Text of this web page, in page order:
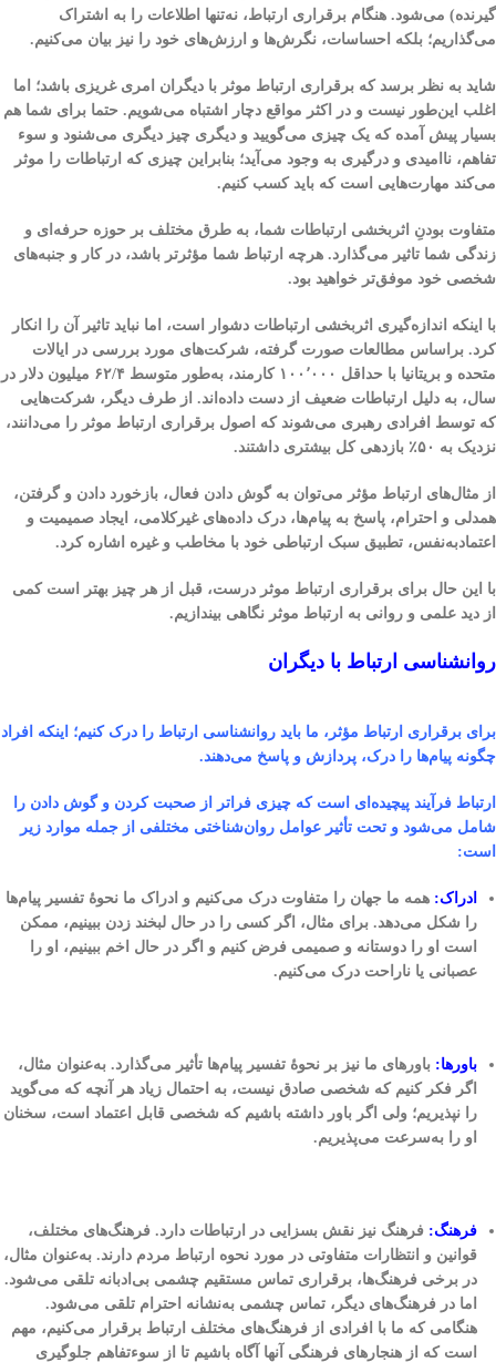
گیرنده) می‌شود. هنگام برقراری ارتباط، نه‌تنها اطلاعات را به اشتراک
می‌گذاریم؛ بلکه احساسات، نگرش‌ها و ارزش‌های خود را نیز بیان می‌کنیم.
شاید به نظر برسد که برقراری ارتباط موثر با دیگران امری غریزی باشد؛ اما
اغلب این‌طور نیست و در اکثر مواقع دچار اشتباه می‌شویم. حتما برای شما هم
بسیار پیش آمده که یک چیزی می‌گویید و دیگری چیز دیگری می‌شنود و سوء
تفاهم، ناامیدی و درگیری به وجود می‌آید؛ بنابراین چیزی که ارتباطات را موثر
می‌کند مهارت‌هایی است که باید کسب کنیم.
متفاوت بودنِ اثربخشی ارتباطات شما، به طرق مختلف بر حوزه حرفه‌ای و
زندگی شما تاثیر می‌گذارد. هرچه ارتباط شما مؤثرتر باشد، در کار و جنبه‌های
شخصی خود موفق‌تر خواهید بود.
با اینکه اندازه‌گیری اثربخشی ارتباطات دشوار است، اما نباید تاثیر آن را انکار
کرد. براساس مطالعات صورت گرفته، شرکت‌های مورد بررسی در ایالات
متحده و بریتانیا با حداقل ۱۰۰٬۰۰۰ کارمند، به‌طور متوسط ۶۲/۴ میلیون دلار در
سال، به دلیل ارتباطات ضعیف از دست داده‌اند. از طرف دیگر، شرکت‌هایی
که توسط افرادی رهبری می‌شوند که اصول برقراری ارتباط موثر را می‌دانند،
نزدیک به ۵۰٪ بازدهی کل بیشتری داشتند.
از مثال‌های ارتباط مؤثر می‌توان به گوش دادن فعال، بازخورد دادن و گرفتن،
همدلی و احترام، پاسخ به پیام‌ها، درک داده‌های غیرکلامی، ایجاد صمیمیت و
اعتمادبه‌نفس، تطبیق سبک ارتباطی خود با مخاطب و غیره اشاره کرد.
با این حال برای برقراری ارتباط موثر درست، قبل از هر چیز بهتر است کمی
از دید علمی و روانی به ارتباط موثر نگاهی بیندازیم.
روانشناسی ارتباط با دیگران
برای برقراری ارتباط مؤثر، ما باید روانشناسی ارتباط را درک کنیم؛ اینکه افراد
چگونه پیام‌ها را درک، پردازش و پاسخ می‌دهند.
ارتباط فرآیند پیچیده‌ای است که چیزی فراتر از صحبت کردن و گوش دادن را
شامل می‌شود و تحت تأثیر عوامل روان‌شناختی مختلفی از جمله موارد زیر
است:
ادراک: همه ما جهان را متفاوت درک می‌کنیم و ادراک ما نحوهٔ تفسیر پیام‌ها
را شکل می‌دهد. برای مثال، اگر کسی را در حال لبخند زدن ببینیم، ممکن
است او را دوستانه و صمیمی فرض کنیم و اگر در حال اخم ببینیم، او را
عصبانی یا ناراحت درک می‌کنیم.
باورها: باورهای ما نیز بر نحوهٔ تفسیر پیام‌ها تأثیر می‌گذارد. به‌عنوان مثال،
اگر فکر کنیم که شخصی صادق نیست، به احتمال زیاد هر آنچه که می‌گوید
را نپذیریم؛ ولی اگر باور داشته باشیم که شخصی قابل اعتماد است، سخنان
او را به‌سرعت می‌پذیریم.
فرهنگ: فرهنگ نیز نقش بسزایی در ارتباطات دارد. فرهنگ‌های مختلف،
قوانین و انتظارات متفاوتی در مورد نحوه ارتباط مردم دارند. به‌عنوان مثال،
در برخی فرهنگ‌ها، برقراری تماس مستقیم چشمی بی‌ادبانه تلقی می‌شود.
اما در فرهنگ‌های دیگر، تماس چشمی به‌نشانه احترام تلقی می‌شود.
هنگامی که ما با افرادی از فرهنگ‌های مختلف ارتباط برقرار می‌کنیم، مهم
است که از هنجارهای فرهنگی آنها آگاه باشیم تا از سوء‌تفاهم جلوگیری